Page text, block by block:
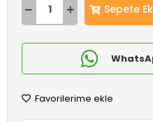
Sepete
Favorilerime ekle